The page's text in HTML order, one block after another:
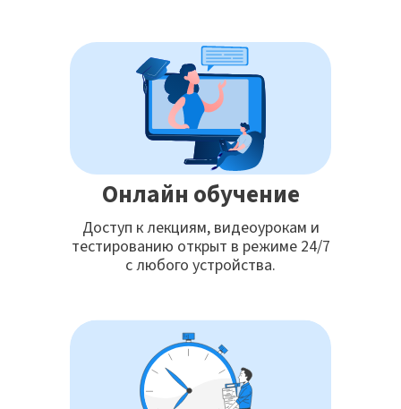
Онлайн обучение
Доступ к лекциям, видеоурокам и
тестированию открыт в режиме 24/7
с любого устройства.